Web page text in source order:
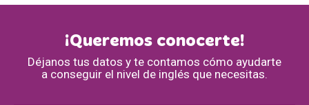
¡Queremos conocerte!
Déjanos tus datos y te contamos cómo ayudarte
a conseguir el nivel de inglés que necesitas.